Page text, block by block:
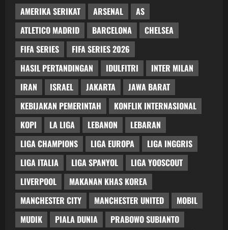
AMERIKA SERIKAT ARSENAL
AS
ATLETICO MADRID
BARCELONA
CHELSEA
FIFA SERIES
FIFA SERIES 2026
HASIL PERTANDINGAN
IDULFITRI
INTER MILAN
IRAN
ISRAEL JAKARTA
JAWA BARAT
KEBIJAKAN PEMERINTAH
KONFLIK INTERNASIONAL
KOPI
LA LIGA LEBANON
LEBARAN
LIGA CHAMPIONS
LIGA EUROPA
LIGA INGGRIS
LIGA ITALIA
LIGA SPANYOL
LIGA YOOSCOUT
LIVERPOOL
MAKANAN KHAS KOREA
MANCHESTER CITY
MANCHESTER UNITED
MOBIL
MUDIK
PIALA DUNIA
PRABOWO SUBIANTO